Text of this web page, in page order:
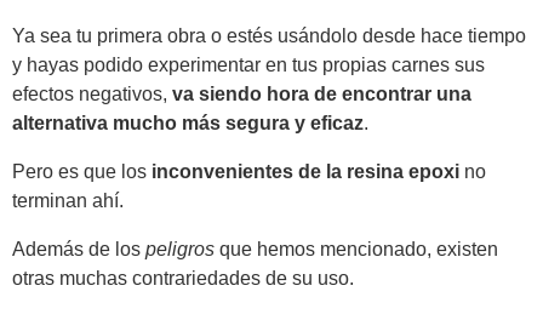
Ya sea tu primera obra o estés usándolo desde hace tiempo
y hayas podido experimentar en tus propias carnes sus
efectos negativos, va siendo hora de encontrar una
alternativa mucho más segura y eficaz.
Pero es que los inconvenientes de la resina epoxi no
terminan ahí.
Además de los peligros que hemos mencionado, existen
otras muchas contrariedades de su uso.